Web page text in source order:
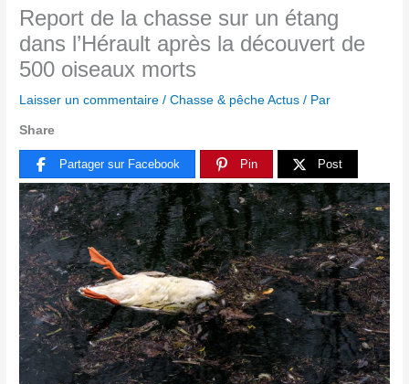
Report de la chasse sur un étang
dans l’Hérault après la découvert de
500 oiseaux morts
Laisser un commentaire /Chasse & pêche Actus / Par
Share
Partager sur Facebook Pin Post